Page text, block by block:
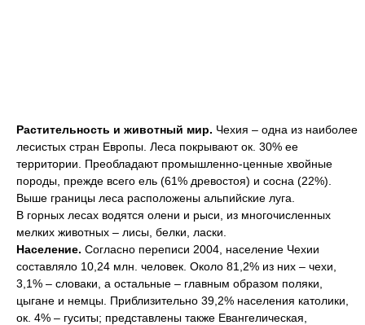
Растительность и животный мир. Чехия – одна из наиболее
лесистых стран Европы. Леса покрывают ок. 30% ее
территории. Преобладают промышленно-ценные хвойные
породы, прежде всего ель (61% древостоя) и сосна (22%).
Выше границы леса расположены альпийские луга.
В горных лесах водятся олени и рыси, из многочисленных
мелких животных – лисы, белки, ласки.
Население. Согласно переписи 2004, население Чехии
составляло 10,24 млн. человек. Около 81,2% из них – чехи,
3,1% – словаки, а остальные – главным образом поляки,
цыгане и немцы. Приблизительно 39,2% населения католики,
ок. 4% – гуситы; представлены также Евангелическая,